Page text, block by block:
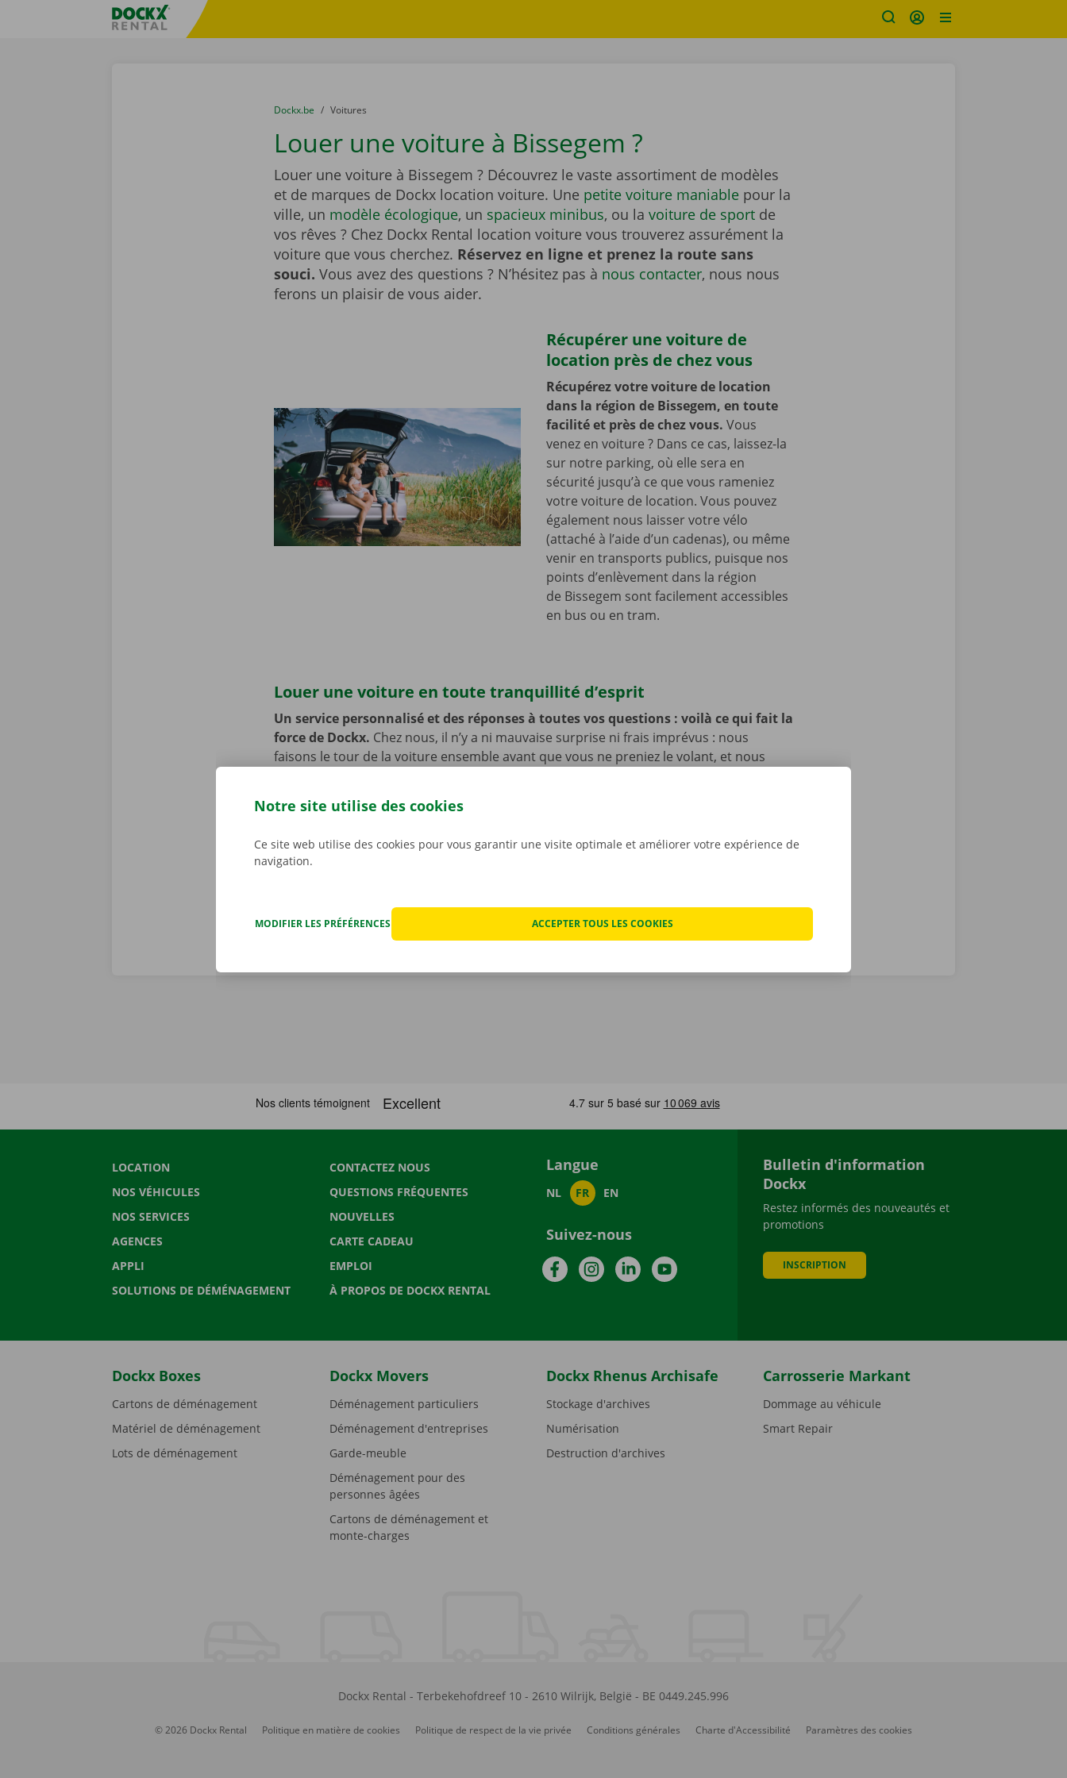
sitename
You are here:
du
Dockx.be to
Voitures
Louer une voiture à Bissegem ?
Louer une voiture à Bissegem ? Découvrez le vaste assortiment de modèles
et de marques de Dockx location voiture. Une petite voiture maniablepour la
ville, un modèle écologique, un spacieux minibus, ou la voiture de sportde
vos rêves ? Chez Dockx Rental location voiture vous trouverez assurément la
voiture que vous cherchez. Réservez en ligne et prenez la route sans
souci. Vous avez des questions ? N’hésitez pas à nous contacter, nous nous
ferons un plaisir de vous aider.
Récupérer une voiture de
location près de chez vous
Récupérez votre voiture de location
dans la région de Bissegem, en toute
facilité et près de chez vous. Vous
venez en voiture ? Dans ce cas, laissez-la
sur notre parking, où elle sera en
sécurité jusqu’à ce que vous rameniez
votre voiture de location. Vous pouvez
également nous laisser votre vélo
(attaché à l’aide d’un cadenas), ou même
venir en transports publics, puisque nos
points d’enlèvement dans la région
de Bissegem sont facilement accessibles
en bus ou en tram.
Louer une voiture en toute tranquillité d’esprit
Un service personnalisé et des réponses à toutes vos questions : voilà ce qui fait la
force de Dockx. Chez nous, il n’y a ni mauvaise surprise ni frais imprévus : nous
faisons le tour de la voiture ensemble avant que vous ne preniez le volant, et nous
cours de la période de location. Vous pourrez dans ce cas compter sur notre service
Dockx, vous prenez la route en toute sérénité !
LOCATION
NOS VÉHICULES
NOS SERVICES
AGENCES
APPLI
SOLUTIONS DE DÉMÉNAGEMENT
CONTACTEZ NOUS
QUESTIONS FRÉQUENTES
NOUVELLES
CARTE CADEAU
EMPLOI
À PROPOS DE DOCKX RENTAL
Langue
NL FR EN
Suivez-nous
FacebookInstagramLinkedInYouTube
Bulletin d'information
Dockx
Restez informés des nouveautés et
promotions
INSCRIPTION
Dockx Boxes
Cartons de déménagement
Matériel de déménagement
Lots de déménagement
Dockx Movers
Déménagement particuliers
Déménagement d'entreprises
Garde-meuble
Déménagement pour des
personnes âgées
Cartons de déménagement et
monte-charges
Dockx Rhenus Archisafe
Stockage d'archives
Numérisation
Destruction d'archives
Carrosserie Markant
Dommage au véhicule
Smart Repair
Dockx Rental - Terbekehofdreef 10- 2610 Wilrijk, België - BE 0449.245.996
© 2026 Dockx Rental Politique en matière de cookies Politique de respect de la vie privée Conditions générales Charte d'Accessibilité Paramètres des cookies
Notre site utilise des cookies
Ce site web utilise des cookies pour vous garantir une visite optimale et améliorer votre expérience de
navigation.
MODIFIER LES PRÉFÉRENCES ACCEPTER TOUS LES COOKIES